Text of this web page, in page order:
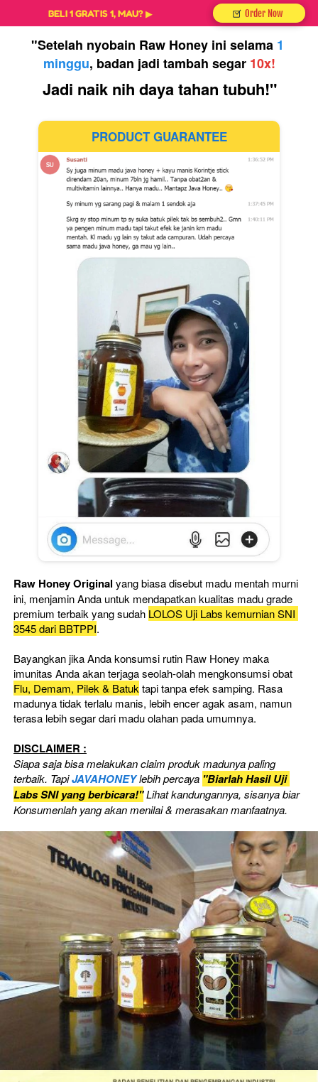
"Setelah nyobain Raw Honey ini selama 1
minggu, badan jadi tambah segar 10x!
Jadi naik nih daya tahan tubuh!"
PRODUCT GUARANTEE
Raw Honey Original yang biasa disebut madu mentah murni
ini, menjamin Anda untuk mendapatkan kualitas madu grade
premium terbaik yang sudah LOLOS Uji Labs kemurnian SNI
3545 dari BBTPPI.
Bayangkan jika Anda konsumsi rutin Raw Honey maka
Flu, Demam, Pilek & Batuk tapi tanpa efek samping. Rasa
madunya tidak terlalu manis, lebih encer agak asam, namun
terasa lebih segar dari madu olahan pada umumnya.
DISCLAIMER :
Siapa saja bisa melakukan claim produk madunya paling
terbaik. Tapi JAVAHONEY lebih percaya "Biarlah Hasil Uji
Labs SNI yang berbicara!"Lihat kandungannya, sisanya biar
Konsumenlah yang akan menilai & merasakan manfaatnya.
`
BELI 1 GRATIS 1, MAU? ▶ ` Order Now